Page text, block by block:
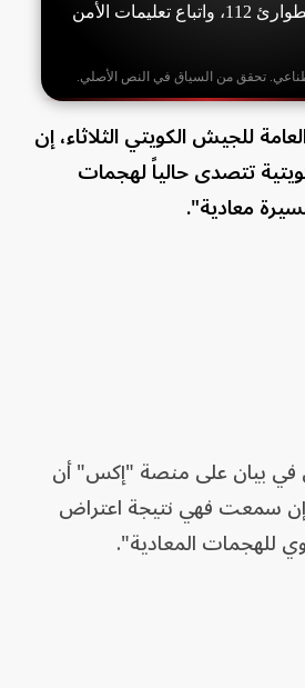
الفوري عبر رقم الطوارئ 112، واتباع تعليمات الأمن
تحقق من السياق في النص الأصلي.
للجيش الكويتي الثلاثاء، إن
تتصدى حالياً لهجمات
معادية".
في بيان على منصة "إكس" أن
إن سمعت فهي نتيجة اعتراض
للهجمات المعادية".